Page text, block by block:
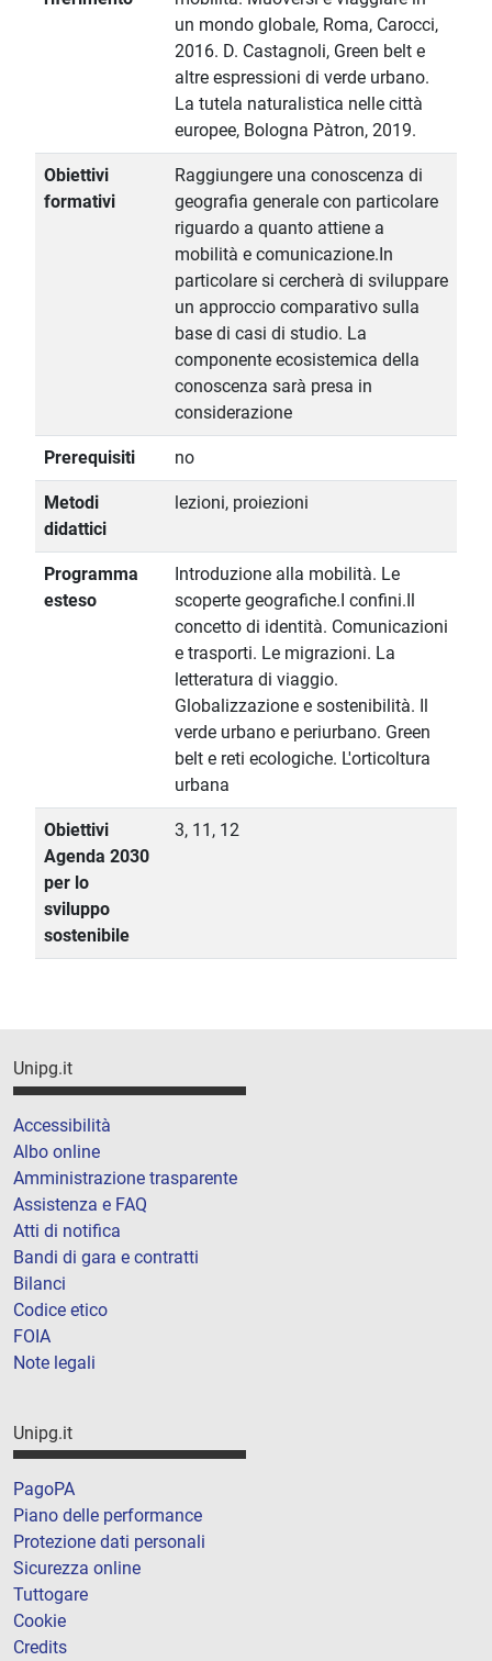
un mondo globale, Roma, Carocci,
2016. D. Castagnoli, Green belt e
altre espressioni di verde urbano.
La tutela naturalistica nelle città
europee, Bologna Pàtron, 2019.
Obiettivi
formativi
Raggiungere una conoscenza di
geografia generale con particolare
riguardo a quanto attiene a
mobilità e comunicazione.In
particolare si cercherà di sviluppare
un approccio comparativo sulla
base di casi di studio. La
componente ecosistemica della
conoscenza sarà presa in
considerazione
Prerequisiti no
Metodi
didattici
lezioni, proiezioni
Programma
esteso
Introduzione alla mobilità. Le
scoperte geografiche.I confini.Il
concetto di identità. Comunicazioni
e trasporti. Le migrazioni. La
letteratura di viaggio.
Globalizzazione e sostenibilità. Il
verde urbano e periurbano. Green
belt e reti ecologiche. L'orticoltura
urbana
Obiettivi
Agenda 2030
per lo
sviluppo
sostenibile
3, 11, 12
Unipg.it
Accessibilità
Albo online
Amministrazione trasparente
Assistenza e FAQ
Atti di notifica
Bandi di gara e contratti
Bilanci
Codice etico
FOIA
Note legali
Unipg.it
PagoPA
Piano delle performance
Protezione dati personali
Sicurezza online
Tuttogare
Cookie
Credits